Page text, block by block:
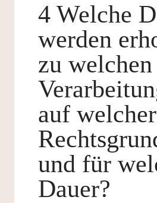
4 Welche
werden
zu welchen
auf welcher
und für
Dauer?